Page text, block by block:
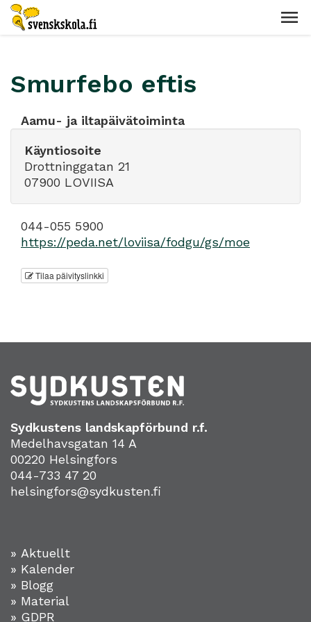
Smurfebo eftis
Aamu- ja iltapäivätoiminta
Käyntiosoite
Drottninggatan 21
07900 LOVIISA
044-055 5900
https://peda.net/loviisa/fodgu/gs/moe
Tilaa päivityslinkki
Sydkustens landskapförbund r.f.
Medelhavsgatan 14 A
00220 Helsingfors
044-733 47 20
helsingfors@sydkusten.fi
» Aktuellt
» Kalender
» Blogg
» Material
» GDPR